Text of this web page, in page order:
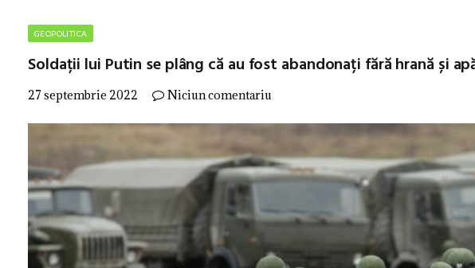
GEOPOLITICA
Soldații lui Putin se plâng că au fost abandonați fără hrană și
27 septembrie 2022 Niciun comentariu